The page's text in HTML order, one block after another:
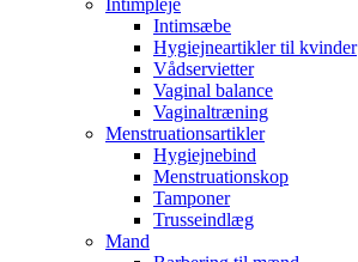
Intimpleje
Intimsæbe
Hygiejneartikler til kvinder
Vådservietter
Vaginal balance
Vaginaltræning
Menstruationsartikler
Hygiejnebind
Menstruationskop
Tamponer
Trusseindlæg
Mand